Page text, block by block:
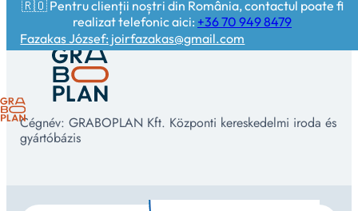
🇷🇴 Pentru clienții noștri din România, contactul poate fi
realizat telefonic aici: +36 70 949 8479
Fazakas József: joirfazakas@gmail.com
Cégnév: GRABOPLAN Kft. Központi kereskedelmi iroda és
gyártóbázis